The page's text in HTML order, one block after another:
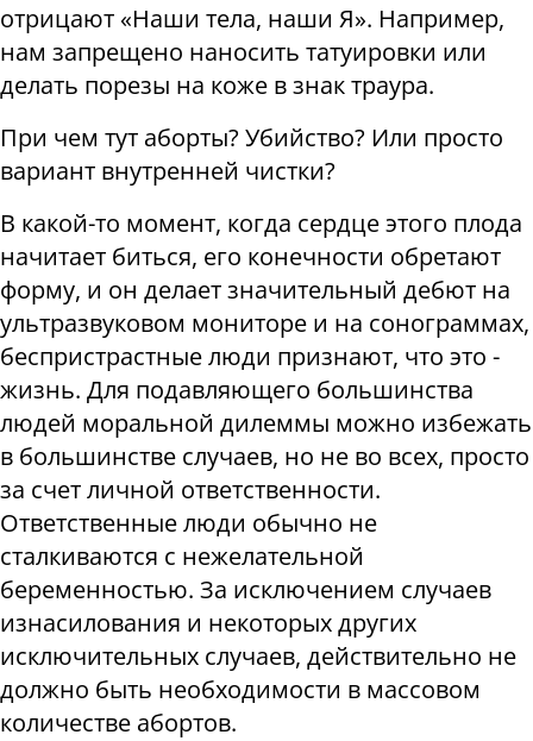
отрицают «Наши тела, наши Я». Например,
нам запрещено наносить татуировки или
делать порезы на коже в знак траура.
При чем тут аборты? Убийство? Или просто
вариант внутренней чистки?
В какой-то момент, когда сердце этого плода
начитает биться, его конечности обретают
форму, и он делает значительный дебют на
ультразвуковом мониторе и на сонограммах,
беспристрастные люди признают, что это -
жизнь. Для подавляющего большинства
людей моральной дилеммы можно избежать
в большинстве случаев, но не во всех, просто
за счет личной ответственности.
Ответственные люди обычно не
сталкиваются с нежелательной
беременностью. За исключением случаев
изнасилования и некоторых других
исключительных случаев, действительно не
должно быть необходимости в массовом
количестве абортов.